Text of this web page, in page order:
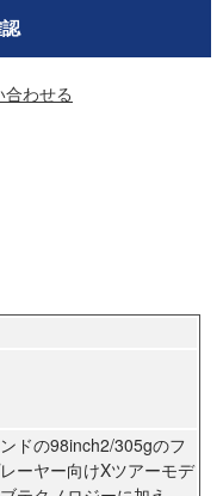
わせる
ドの98inch2/305gのフ
ーヤー向けXツアーモデ